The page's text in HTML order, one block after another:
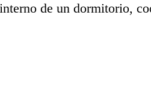
de un dormitorio,